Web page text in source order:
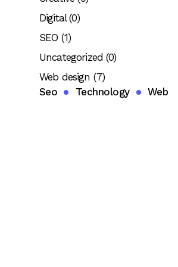
Digital(0)
SEO (1)
Uncategorized (0)
Web design (7)
Seo
Technology Web